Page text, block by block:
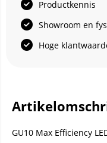
Productkennis
Showroom en
Hoge
GU10 Max Efficiency